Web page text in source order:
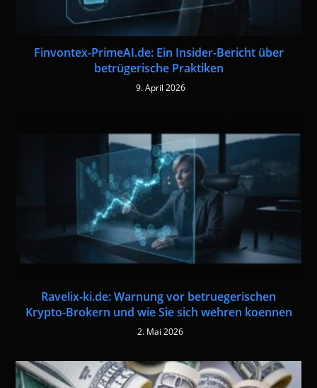
Finvontex-PrimeAI.de: Ein Insider-Bericht über
betrügerische Praktiken
9. April 2026
Ravelix-ki.de: Warnung vor betruegerischen
Krypto-Brokern und wie Sie sich wehren koennen
2. Mai 2026